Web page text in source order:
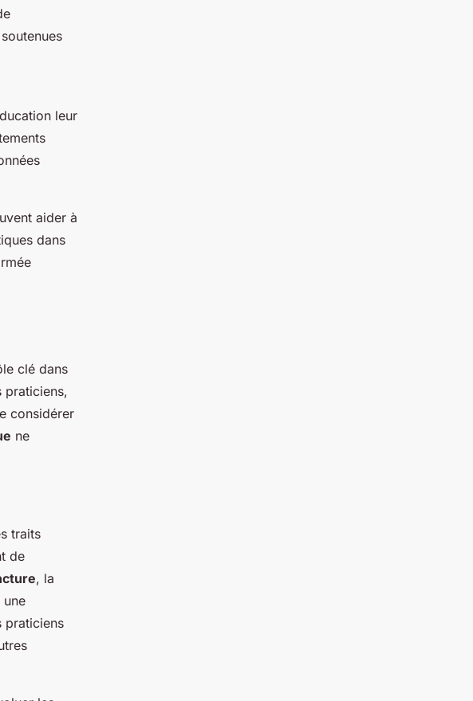
leur
aider à
dans
clé dans
praticiens,
considérer
ne
traits
de
, la
une
praticiens